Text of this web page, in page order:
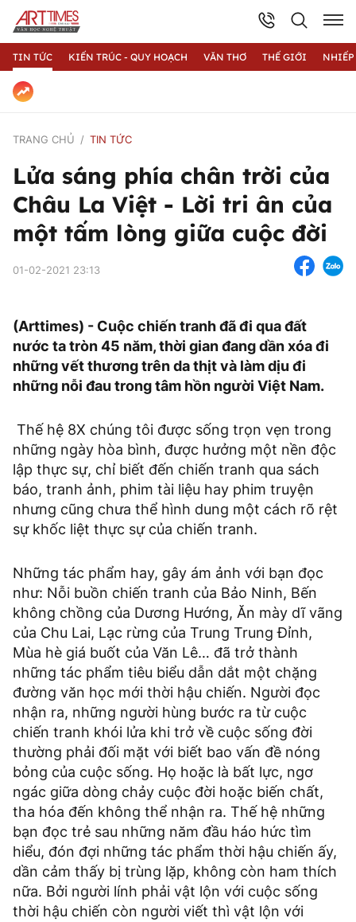
TIN TỨC KIẾN TRÚC - QUY HOẠCH VĂN THƠ THẾ GIỚI
TRANG CHỦ TIN TỨC
Lửa sáng phía chân trời của
Châu La Việt - Lời tri ân của
một tấm lòng giữa cuộc đời
01-02-2021 23:13
(Arttimes) - Cuộc chiến tranh đã đi qua đất
nước ta tròn 45 năm, thời gian đang dần xóa đi
những vết thương trên da thịt và làm dịu đi
những nỗi đau trong tâm hồn người Việt Nam.
Thế hệ 8X chúng tôi được sống trọn vẹn trong
những ngày hòa bình, được hưởng một nền độc
lập thực sự, chỉ biết đến chiến tranh qua sách
báo, tranh ảnh, phim tài liệu hay phim truyện
nhưng cũng chưa thể hình dung một cách rõ rệt
sự khốc liệt thực sự của chiến tranh.
Những tác phẩm hay, gây ám ảnh với bạn đọc
như: Nỗi buồn chiến tranh của Bảo Ninh, Bến
không chồng của Dương Hướng, Ăn mày dĩ vãng
của Chu Lai, Lạc rừng của Trung Trung Đỉnh,
Mùa hè giá buốt của Văn Lê… đã trở thành
những tác phẩm tiêu biểu dẫn dắt một chặng
đường văn học mới thời hậu chiến. Người đọc
nhận ra, những người hùng bước ra từ cuộc
chiến tranh khói lửa khi trở về cuộc sống đời
thường phải đối mặt với biết bao vấn đề nóng
bỏng của cuộc sống. Họ hoặc là bất lực, ngơ
ngác giữa dòng chảy cuộc đời hoặc biến chất,
tha hóa đến không thể nhận ra. Thế hệ những
bạn đọc trẻ sau những năm đầu háo hức tìm
hiểu, đón đợi những tác phẩm thời hậu chiến ấy,
dần cảm thấy bị trùng lặp, không còn ham thích
nữa. Bởi người lính phải vật lộn với cuộc sống
thời hậu chiến còn người viết thì vật lộn với